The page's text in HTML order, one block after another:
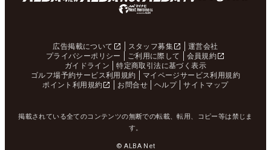
広告掲載について スタッフ募集
運営会社
プライバシーポリシー
ご利用に際して
会員規約
ガイドライン
特定商取引法に基づく表示
ゴルフ場予約サービス利用規約
マイページサービス利用規約
ポイント利用規約
お問合せ ヘルプ サイトマップ
掲載されている全てのコンテンツの無断での転載、転用、コピー等は禁じま
す。
© ALBA Net